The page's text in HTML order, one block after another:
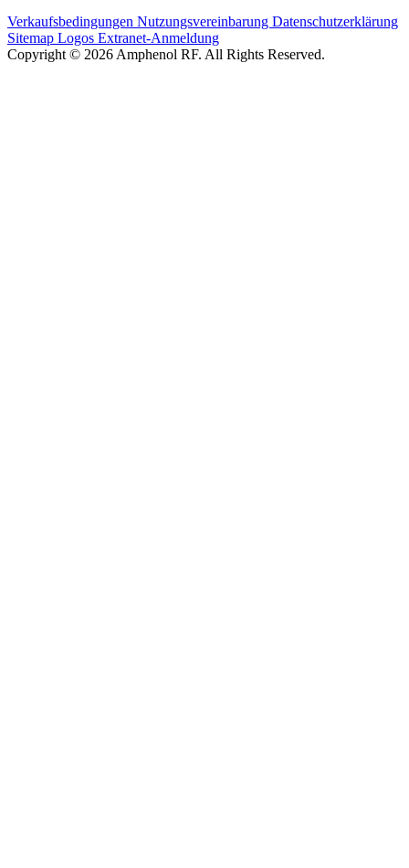
Verkaufsbedingungen Nutzungsvereinbarung Datenschutzerklärung
Sitemap Logos Extranet-Anmeldung
Copyright © 2026 Amphenol RF. All Rights Reserved.